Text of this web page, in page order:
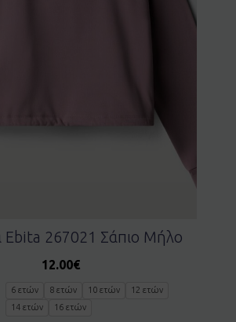
267021 Σάπιο Μήλο
12.00€
6 ετών 8 ετών 10 ετών
12 ετών
14 ετών
16 ετών